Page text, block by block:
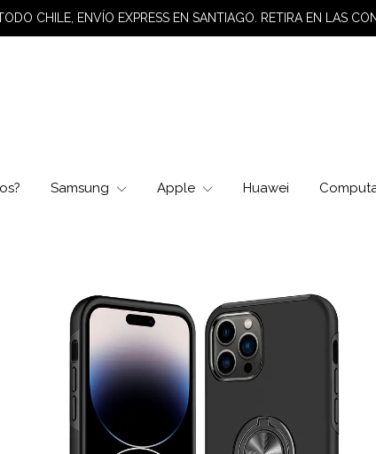
CHILE, ENVÍO EXPRESS EN SANTIAGO. RETIRA EN LAS
Samsung Apple Huawei